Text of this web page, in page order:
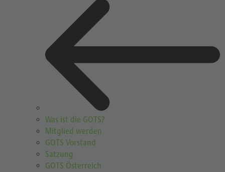
Was ist die GOTS?
Mitglied werden
GOTS Vorstand
Satzung
GOTS Österreich